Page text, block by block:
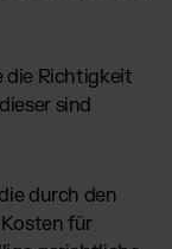
die Richtigkeit
sind
durch den
für